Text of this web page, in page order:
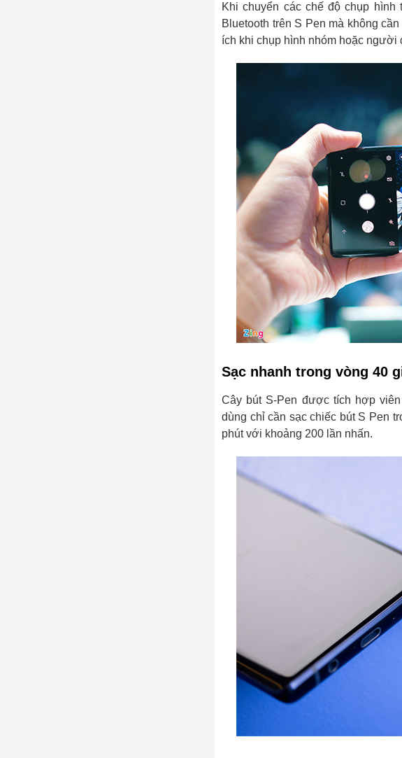
Khi chuyển các chế độ chụp
Bluetooth trên S Pen mà không
ích khi chụp hình nhóm hoặc người
Sạc nhanh trong vòng 40
Cây bút S-Pen được tích hợp
dùng chỉ cần sạc chiếc bút S Pen
phút với khoảng 200 lần nhấn.